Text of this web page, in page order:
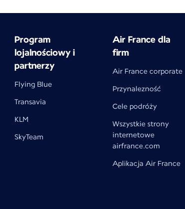
Program
lojalnościowy i
partnerzy
Flying Blue
Transavia
KLM
SkyTeam
Air France dla
firm
Air France corporate
Przynalezność
Cele podróży
Wszystkie strony
internetowe
airfrance.com
Aplikacja Air France